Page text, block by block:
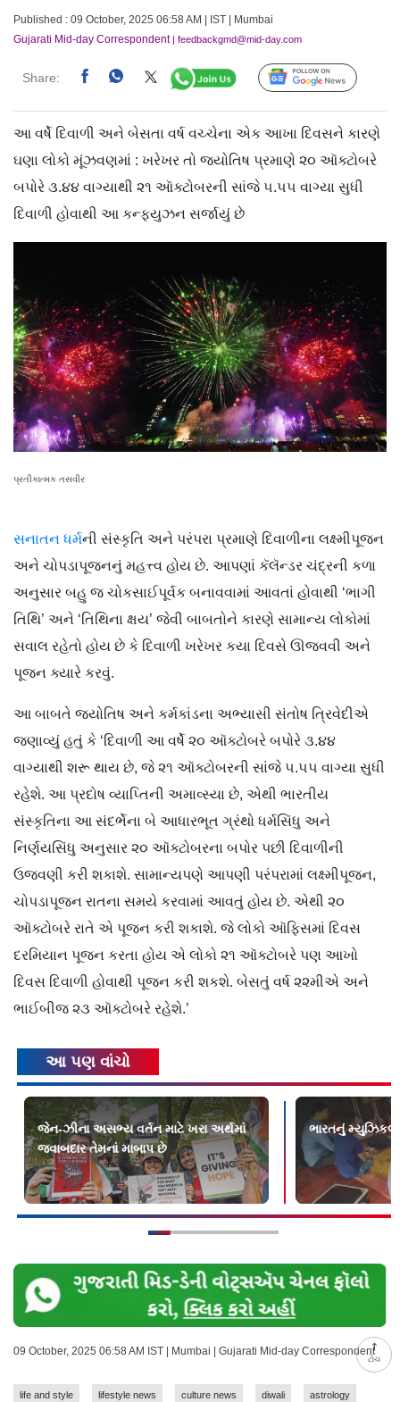
Published : 09 October, 2025 06:58 AM | IST | Mumbai
Gujarati Mid-day Correspondent| feedbackgmd@mid-day.com
Share: Follow Us
ટોચ
આ વર્ષે દિવાળી અને બેસતા વર્ષ વચ્ચેના એક આખા દિવસને કારણે
ઘણા લોકો મૂંઝવણમાં : ખરેખર તો જ્યોતિષ પ્રમાણે ૨૦ ઑક્ટોબરે
બપોરે ૩.૪૪ વાગ્યાથી ૨૧ આ‍ૅક્ટોબરની સાંજે ૫.૫૫ વાગ્યા સુધી
દિવાળી હોવાથી આ કન્ફ્યુઝન સર્જાયું છે
પ્રતીકાત્મક તસવીર
સનાતન ધર્મની સંસ્કૃતિ અને પરંપરા પ્રમાણે દિવાળીના લક્ષ્મીપૂજન
અને ચોપડાપૂજનનું મહત્ત્વ હોય છે. આપણાં કૅલૅન્ડર ચંદ્રની કળા
અનુસાર બહુ જ ચોકસાઈપૂર્વક બનાવવામાં આવતાં હોવાથી ‘ભાગી
તિથિ’ અને ‘તિથિના ક્ષય’ જેવી બાબતોને કારણે સામાન્ય લોકોમાં
સવાલ રહેતો હોય છે કે દિવાળી ખરેખર કયા દિવસે ઊજવવી અને
પૂજન ક્યારે કરવું.
આ બાબતે જ્યોતિષ અને કર્મકાંડના અભ્યાસી સંતોષ ત્રિવેદીએ
જણાવ્યું હતું કે ‘દિવાળી આ વર્ષે ૨૦ ઑક્ટોબરે બપોરે ૩.૪૪
વાગ્યાથી શરૂ થાય છે, જે ૨૧ ઑક્ટોબરની સાંજે ૫.૫૫ વાગ્યા સુધી
રહેશે. આ પ્રદોષ વ્યાપ્તિની અમાવ્સ્યા છે, એથી ભારતીય
સંસ્કૃતિના આ સંદર્ભેના બે આધારભૂત ગ્રંથો ધર્મસિંધુ અને
નિર્ણયસિંધુ અનુસાર ૨૦ ઑક્ટોબરના બપોર પછી દિવાળીની
ઉજવણી કરી શકાશે. સામાન્યપણે આપણી પરંપરામાં લક્ષ્મીપૂજન,
ચોપડાપૂજન રાતના સમયે કરવામાં આવતું હોય છે. એથી ૨૦
ઑક્ટોબરે રાતે એ પૂજન કરી શકાશે. જે લોકો ઑફિસમાં દિવસ
દરમિયાન પૂજન કરતા હોય એ લોકો ૨૧ ઑક્ટોબરે પણ આખો
દિવસ દિવાળી હોવાથી પૂજન કરી શકશે. બેસતું વર્ષ ૨૨મીએ અને
ભાઈબીજ ૨૩ ઑક્ટોબરે રહેશે.’
આ પણ વાંચો
જેન-ઝીના અસભ્ય વર્તન માટે ખરા અર્થમાં
જવાબદાર તેમનાં માબાપ છે
ભારતનું મ્યુઝિકલ
09 October, 2025 06:58 AM IST | Mumbai | Gujarati Mid-day Correspondent
life and style lifestyle news culture news diwali astrology